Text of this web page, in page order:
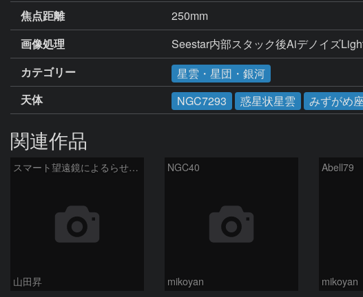
焦点距離
250mm
画像処理
Seestar内部スタック後Aiデノイズ
カテゴリー
星雲・星団・銀河
天体
NGC7293 惑星状星雲 みずがめ座
関連作品
スマート望遠鏡によるらせん星雲
山田昇
NGC40
mikoyan
Abell79
mikoyan